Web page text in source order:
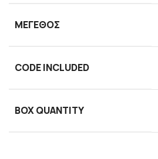
ΜΈΓΕΘΟΣ
CODE INCLUDED
BOX QUANTITY